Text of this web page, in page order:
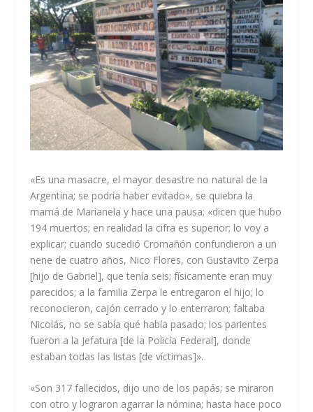
«Es una masacre, el mayor desastre no natural de la
Argentina; se podría haber evitado», se quiebra la
mamá de Marianela y hace una pausa; «dicen que hubo
194 muertos; en realidad la cifra es superior; lo voy a
explicar; cuando sucedió Cromañón confundieron a un
nene de cuatro años, Nico Flores, con Gustavito Zerpa
[hijo de Gabriel], que tenía seis; físicamente eran muy
parecidos; a la familia Zerpa le entregaron el hijo; lo
reconocieron, cajón cerrado y lo enterraron; faltaba
Nicolás, no se sabía qué había pasado; los parientes
fueron a la Jefatura [de la Policía Federal], donde
estaban todas las listas [de víctimas]».
«Son 317 fallecidos, dijo uno de los papás; se miraron
con otro y lograron agarrar la nómina; hasta hace poco